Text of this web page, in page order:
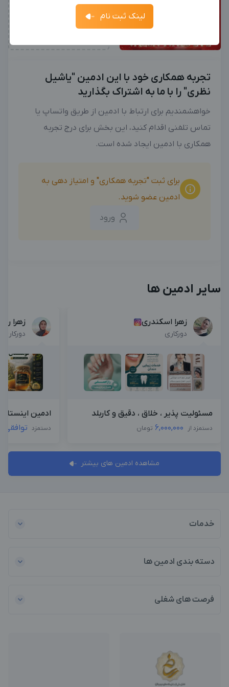
تجربه همکاری خود با این ادمین "یاشیل
نظری" را با ما به اشتراک بگذارید
خواهشمندیم برای ارتباط با ادمین از طریق واتساپ یا
تماس تلفنی اقدام کنید، این بخش برای درج تجربه
همکاری با ادمین ایجاد شده است.
برای ثبت "تجربه همکاری" و امتیاز دهی به
ادمین عضو شوید.
ورود
سایر ادمین ها
زهرا اسکندری
دورکاری
مسئولیت پذیر ، خلاق ، دقیق و کاربلد
دستمزد از 6,000,000 تومان
زهرا
دورکاری
ادمین
دستمزد توافقی
مشاهده ادمین های بیشتر
خدمات
دسته بندی ادمین ها
فرصت های شغلی
جدیدترین آگهی‌های استخدامی را ببینید
آگهی استخدام ادمین
جدیدترین آگهی‌های استخدامی را ببینید
لینک ثبت نام